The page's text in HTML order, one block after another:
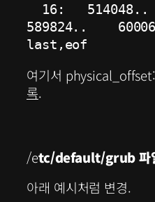
589824..
last,eof
여기서
록.
/etc/default/grub 파
아래 예시처럼 변경.